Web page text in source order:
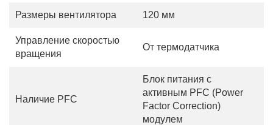
Размеры вентилятора 120 мм
Управление скоростью
вращения
От термодатчика
Наличие PFC
Блок питания с
активным PFC (Power
Factor Correction)
модулем